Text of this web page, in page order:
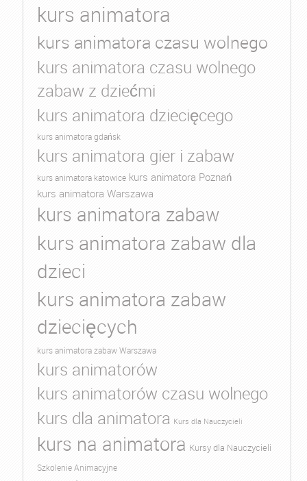
kurs animatora
kurs animatora czasu wolnego
kurs animatora czasu wolnego
zabaw z dziećmi
kurs animatora dziecięcego
kurs animatora gdańsk
kurs animatora gier i zabaw
kurs animatora katowice kurs animatora Poznań
kurs animatora Warszawa
kurs animatora zabaw
kurs animatora zabaw dla
dzieci
kurs animatora zabaw
dziecięcych
kurs animatora zabaw Warszawa
kurs animatorów
kurs animatorów czasu wolnego
kurs dla animatora Kurs dla Nauczycieli
kurs na animatora Kursy dla Nauczycieli
Szkolenie Animacyjne